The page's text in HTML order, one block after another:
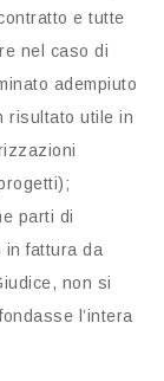
e tutte
nel caso di
adempiuto
risultato utile in
parti di
in fattura da
non si
l’intera